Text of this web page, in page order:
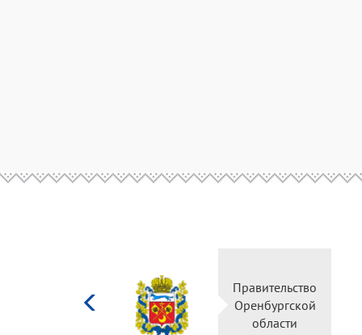
Правительство
Оренбургской
области